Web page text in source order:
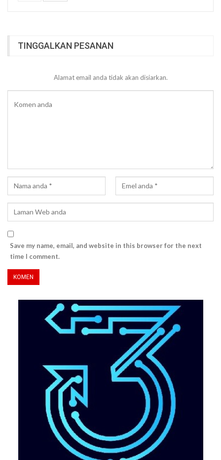
TINGGALKAN PESANAN
Alamat email anda tidak akan disiarkan.
Save my name, email, and website in this browser for the next
time I comment.